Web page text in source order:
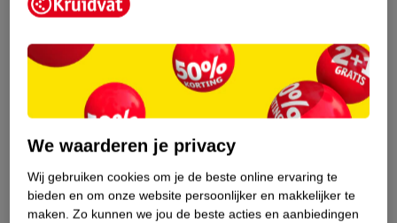
geneesmiddelen wanneer je vragen nog onbeantwoord zijn.
alles aan om hun klanten juist en deskundig te adviseren over
zelfzorggeneesmiddelen. Het kan altijd gebeuren dat je een klacht
hebt over onze advisering. Wij horen dat graag om onze service te
verbeteren, ,neem dan contact op met onze klantenservice.We
We waarderen je privacy
Wij gebruiken cookies om je de beste online ervaring te
bieden en om onze website persoonlijker en makkelijker te
maken. Zo kunnen we jou de beste acties en aanbiedingen